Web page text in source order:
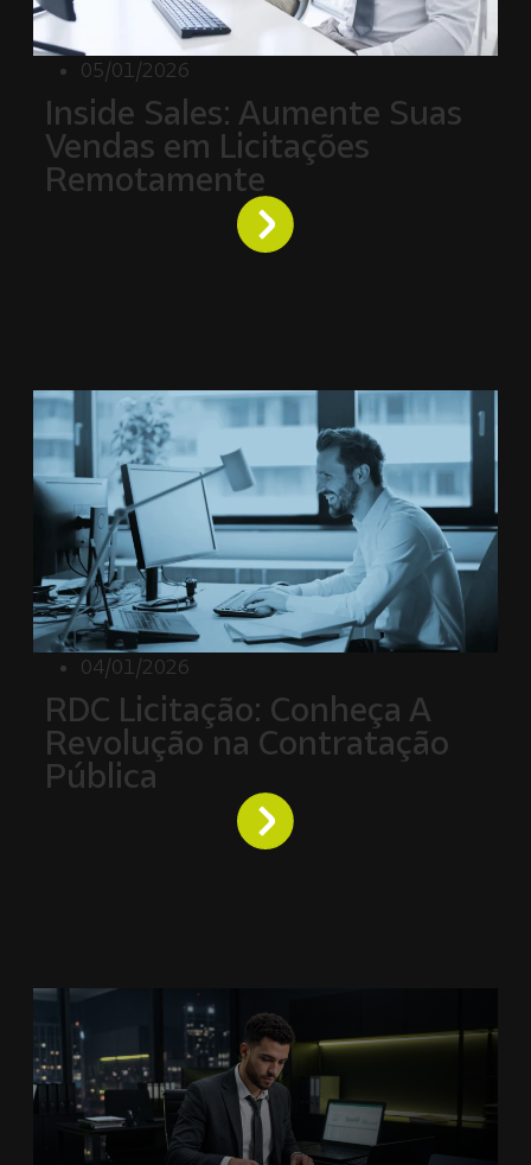
05/01/2026
Inside Sales: Aumente Suas
Vendas em Licitações
Remotamente
04/01/2026
RDC Licitação: Conheça A
Revolução na Contratação
Pública